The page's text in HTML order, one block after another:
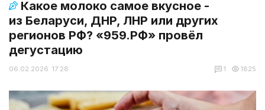
Какое молоко самое вкусное -
из Беларуси, ДНР, ЛНР или других
регионов РФ? «959.РФ» провёл
дегустацию
06.02.2026 17:28 1 1825